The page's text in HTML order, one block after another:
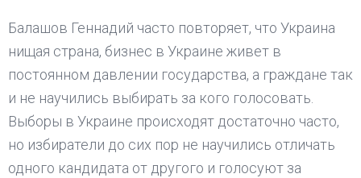
Балашов Геннадий часто повторяет, что Украина
нищая страна, бизнес в Украине живет в
постоянном давлении государства, а граждане так
и не научились выбирать за кого голосовать.
Выборы в Украине происходят достаточно часто,
но избиратели до сих пор не научились отличать
одного кандидата от другого и голосуют за